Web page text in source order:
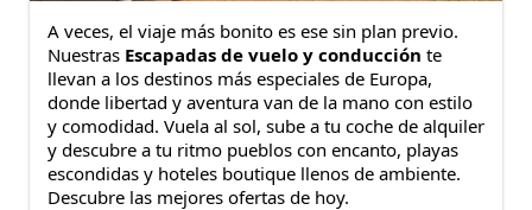
A veces, el viaje más bonito es ese sin plan previo.
Nuestras Escapadas de vuelo y conducción te
llevan a los destinos más especiales de Europa,
donde libertad y aventura van de la mano con estilo
y comodidad. Vuela al sol, sube a tu coche de alquiler
y descubre a tu ritmo pueblos con encanto, playas
escondidas y hoteles boutique llenos de ambiente.
Descubre las mejores ofertas de hoy.